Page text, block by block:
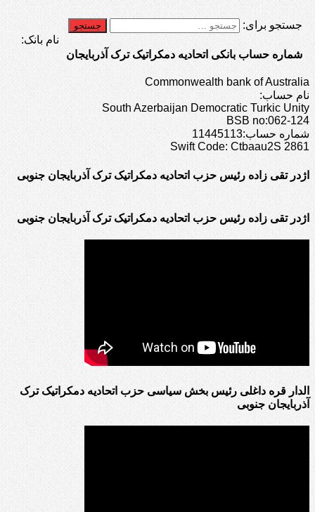
جستجو برای:
شماره حساب بانکی اتحادیه دمکراتیک ترک آذربایجان
نام بانک:
Commonwealth bank of Australia
نام حساب:
South Azerbaijan Democratic Turkic Unity
BSB no:062-124
شماره حساب:11445113
Swift Code: Ctbaau2S 2861
اژدر تقی زاده رئیس حزب اتحادیه دمکراتیک ترک آذربایجان جنوبی
اژدر تقی زاده رئیس حزب اتحادیه دمکراتیک ترک آذربایجان جنوبی
الدار قره داغلی رئیس بخش سیاسی حزب اتحادیه دمکراتیک ترک
آذربایجان جنوبی